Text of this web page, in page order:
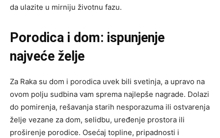
da ulazite u mirniju životnu fazu.
Porodica i dom: ispunjenje
najveće želje
Za Raka su dom i porodica uvek bili svetinja, a upravo na
ovom polju sudbina vam sprema najlepše nagrade. Dolazi
do pomirenja, rešavanja starih nesporazuma ili ostvarenja
želje vezane za dom, selidbu, uređenje prostora ili
proširenje porodice. Osećaj topline, pripadnosti i